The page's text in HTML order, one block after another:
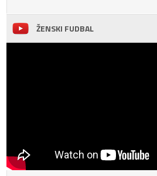
ŽENSKI FUDBAL